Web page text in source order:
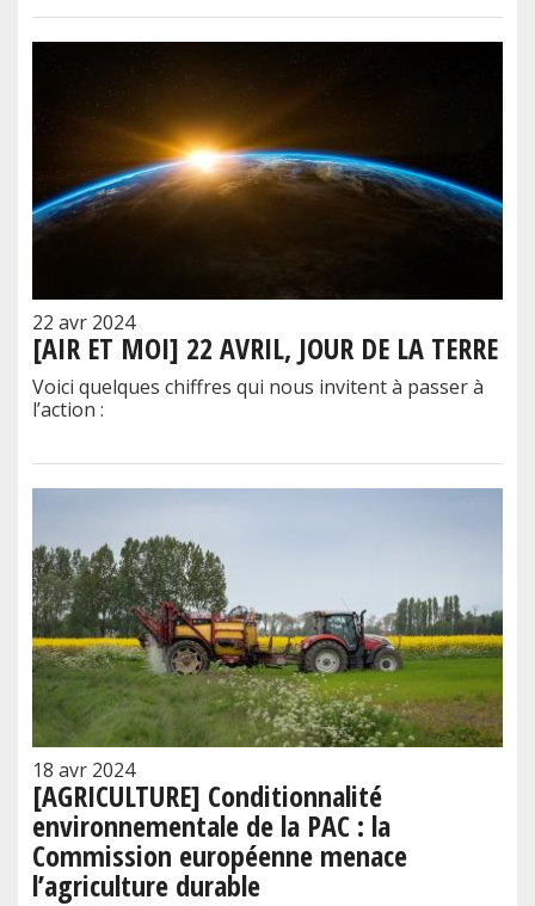
22 avr 2024
[AIR ET MOI] 22 AVRIL, JOUR DE LA TERRE
Voici quelques chiffres qui nous invitent à passer à
l’action :
18 avr 2024
[AGRICULTURE] Conditionnalité
environnementale de la PAC : la
Commission européenne menace
l’agriculture durable